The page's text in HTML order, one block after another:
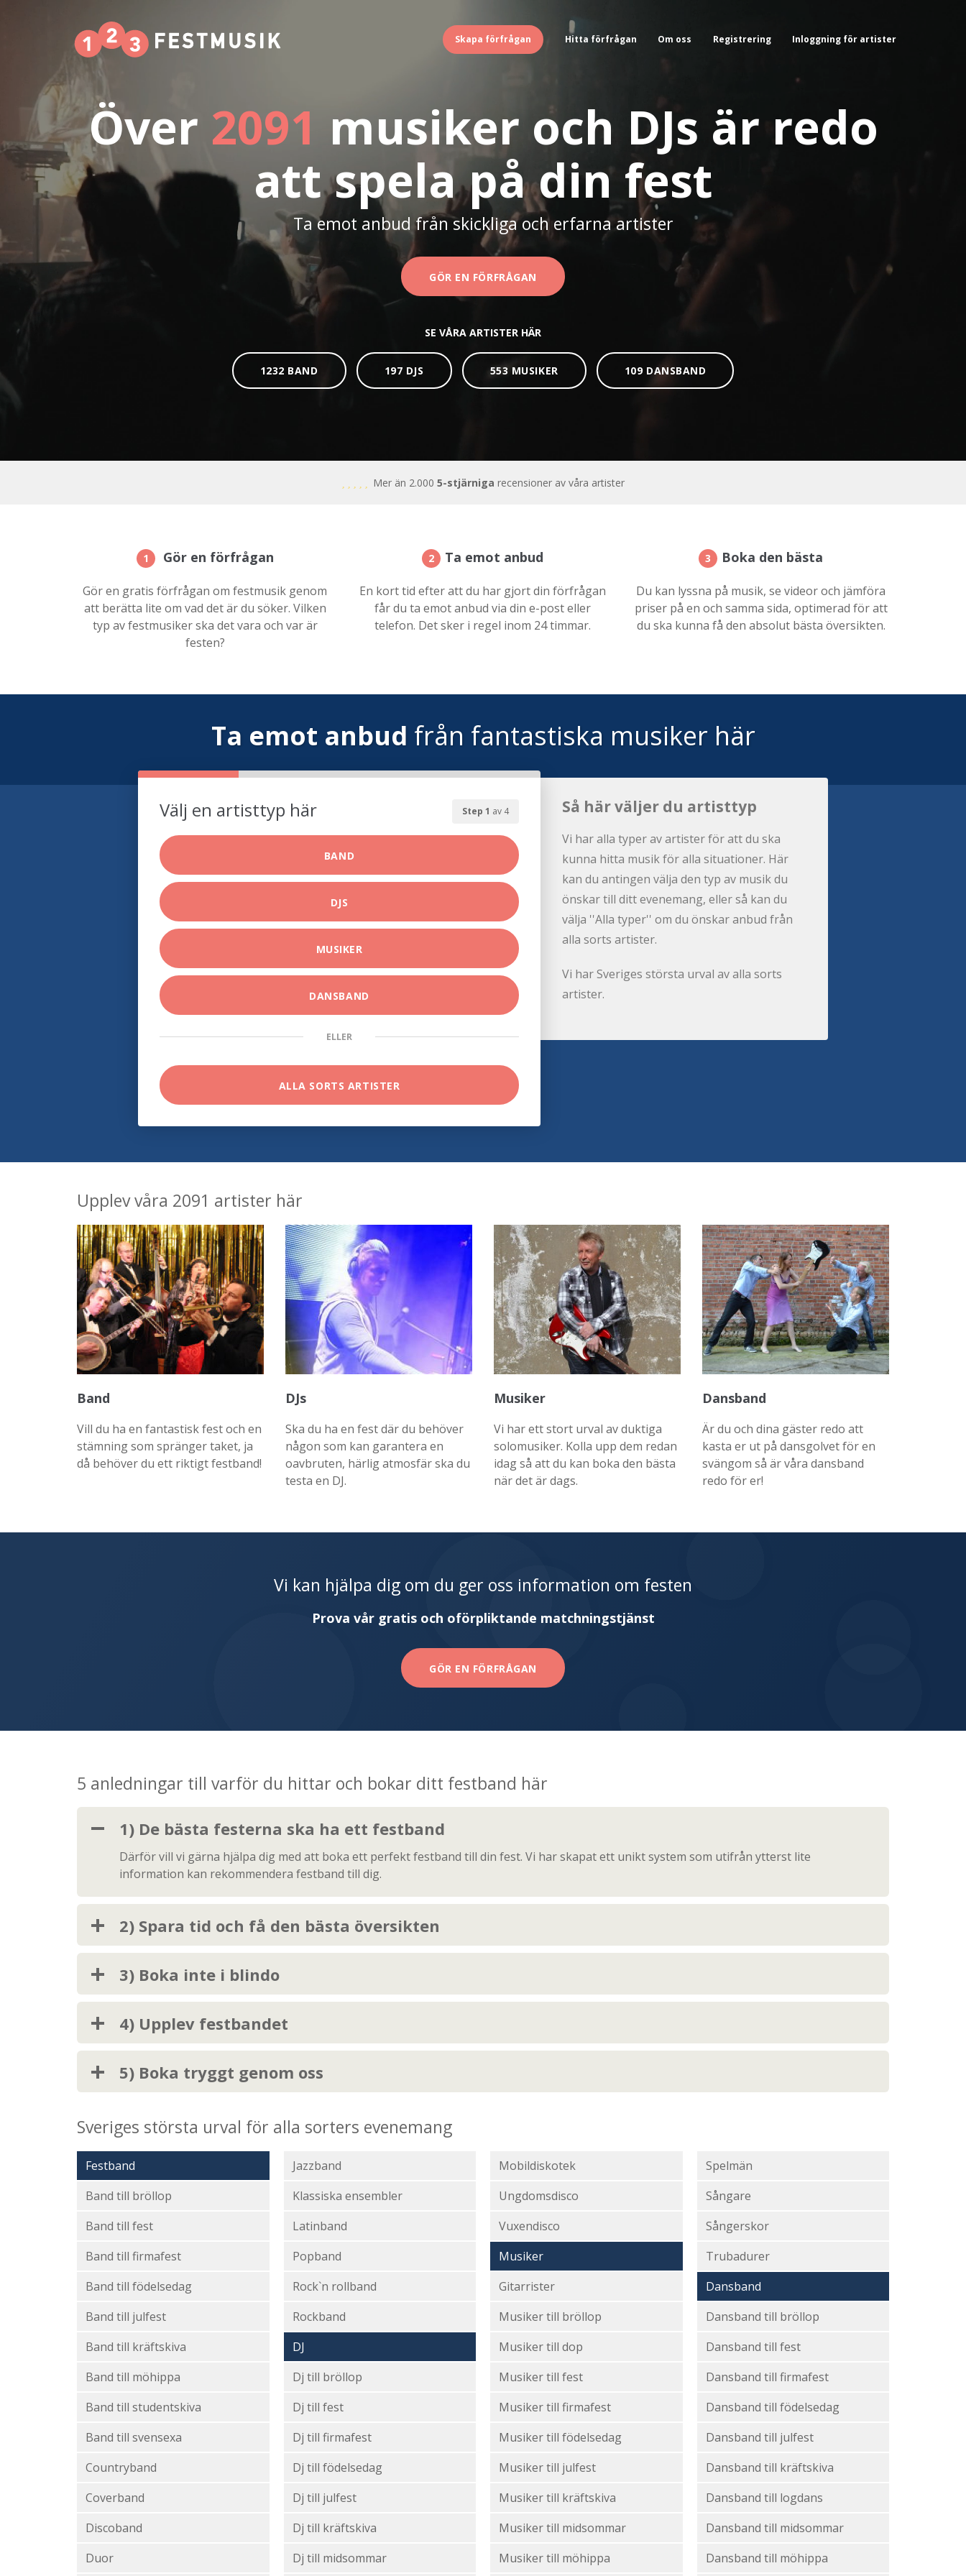
Skapa förfrågan Hitta förfrågan Om oss Registrering Inloggning för artister
Över 2091 musiker och DJs är redo
att spela på din fest
Ta emot anbud från skickliga och erfarna artister
GÖR EN FÖRFRÅGAN
SE VÅRA ARTISTER HÄR
1232 BAND 197 DJS 553 MUSIKER 109 DANSBAND
Mer än 2.000 5-stjärniga recensioner av våra artister
1 Gör en förfrågan
Gör en gratis förfrågan om festmusik genom
att berätta lite om vad det är du söker. Vilken
typ av festmusiker ska det vara och var är
festen?
2 Ta emot anbud
En kort tid efter att du har gjort din förfrågan
får du ta emot anbud via din e-post eller
telefon. Det sker i regel inom 24 timmar.
3 Boka den bästa
Du kan lyssna på musik, se videor och jämföra
priser på en och samma sida, optimerad för att
du ska kunna få den absolut bästa översikten.
Ta emot anbud från fantastiska musiker här
Step 1 av 4
Välj en artisttyp här
BAND
DJS
MUSIKER
DANSBAND
ELLER
ALLA SORTS ARTISTER
Så här väljer du artisttyp
Vi har alla typer av artister för att du ska
kunna hitta musik för alla situationer. Här
kan du antingen välja den typ av musik du
önskar till ditt evenemang, eller så kan du
välja ''Alla typer'' om du önskar anbud från
alla sorts artister.
Vi har Sveriges största urval av alla sorts
artister.
Upplev våra 2091 artister här
Band
Vill du ha en fantastisk fest och en
stämning som spränger taket, ja
då behöver du ett riktigt festband!
DJs
Ska du ha en fest där du behöver
någon som kan garantera en
oavbruten, härlig atmosfär ska du
testa en DJ.
Musiker
Vi har ett stort urval av duktiga
solomusiker. Kolla upp dem redan
idag så att du kan boka den bästa
när det är dags.
Dansband
Är du och dina gäster redo att
kasta er ut på dansgolvet för en
svängom så är våra dansband
redo för er!
Vi kan hjälpa dig om du ger oss information om festen
Prova vår gratis och oförpliktande matchningstjänst
GÖR EN FÖRFRÅGAN
5 anledningar till varför du hittar och bokar ditt festband här
1) De bästa festerna ska ha ett festband
Därför vill vi gärna hjälpa dig med att boka ett perfekt festband till din fest. Vi har skapat ett unikt system som utifrån ytterst lite
information kan rekommendera festband till dig.
2) Spara tid och få den bästa översikten
3) Boka inte i blindo
4) Upplev festbandet
5) Boka tryggt genom oss
Sveriges största urval för alla sorters evenemang
Festband
Band till bröllop
Band till fest
Band till firmafest
Band till födelsedag
Band till julfest
Band till kräftskiva
Band till möhippa
Band till studentskiva
Band till svensexa
Countryband
Coverband
Discoband
Duor
Jazzband
Klassiska ensembler
Latinband
Popband
Rock`n rollband
Rockband
DJ
Dj till bröllop
Dj till fest
Dj till firmafest
Dj till födelsedag
Dj till julfest
Dj till kräftskiva
Dj till midsommar
Mobildiskotek
Ungdomsdisco
Vuxendisco
Musiker
Gitarrister
Musiker till bröllop
Musiker till dop
Musiker till fest
Musiker till firmafest
Musiker till födelsedag
Musiker till julfest
Musiker till kräftskiva
Musiker till midsommar
Musiker till möhippa
Spelmän
Sångare
Sångerskor
Trubadurer
Dansband
Dansband till bröllop
Dansband till fest
Dansband till firmafest
Dansband till födelsedag
Dansband till julfest
Dansband till kräftskiva
Dansband till logdans
Dansband till midsommar
Dansband till möhippa